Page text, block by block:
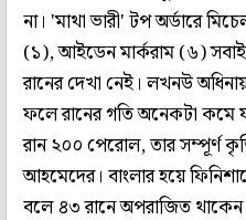
না। 'মাথা ভারী' টপ অর্ডারে
(১), আইডেন মার্করাম (৬)
রানের দেখা নেই। লখনউ
ফলে রানের গতি অনেকটা কমে
রান ২০০ পেরোল, তার সম্পূর্ণ
আহমেদের। বাংলার হয়ে
বলে ৪৩ রানে অপরাজিত